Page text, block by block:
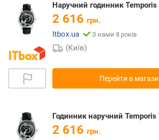
Наручний годинник
2 616 грн.
Itbox.ua
З нами 8 років
(Київ)
Перейти в
Годинник наручний Temporis
2 616 грн.